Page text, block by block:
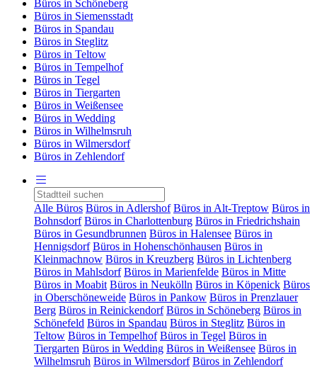
Büros in Schöneberg
Büros in Siemensstadt
Büros in Spandau
Büros in Steglitz
Büros in Teltow
Büros in Tempelhof
Büros in Tegel
Büros in Tiergarten
Büros in Weißensee
Büros in Wedding
Büros in Wilhelmsruh
Büros in Wilmersdorf
Büros in Zehlendorf
Alle Büros Büros in Adlershof Büros in Alt-Treptow Büros in
Bohnsdorf Büros in Charlottenburg Büros in Friedrichshain
Büros in Gesundbrunnen Büros in Halensee Büros in
Hennigsdorf Büros in Hohenschönhausen Büros in
Kleinmachnow Büros in Kreuzberg Büros in Lichtenberg
Büros in Mahlsdorf Büros in Marienfelde Büros in Mitte
Büros in Moabit Büros in Neukölln Büros in Köpenick Büros
in Oberschöneweide Büros in Pankow Büros in Prenzlauer
Berg Büros in Reinickendorf Büros in Schöneberg Büros in
Schönefeld Büros in Spandau Büros in Steglitz Büros in
Teltow Büros in Tempelhof Büros in Tegel Büros in
Tiergarten Büros in Wedding Büros in Weißensee Büros in
Wilhelmsruh Büros in Wilmersdorf Büros in Zehlendorf